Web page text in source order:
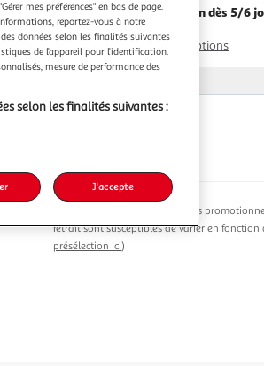
Livraison dès 5/6
Plus d'options
-26 %
dont 0,17€ d'éco part. mobilier.
Le prix du produit, les avantages
retrait sont susceptibles de varier en
présélection ici)
mes préférences" en bas de page.
reportez-vous à notre
données selon les finalités suivantes
de l’appareil pour l’identification.
mesure de performance des
selon les finalités suivantes :
J'accepte